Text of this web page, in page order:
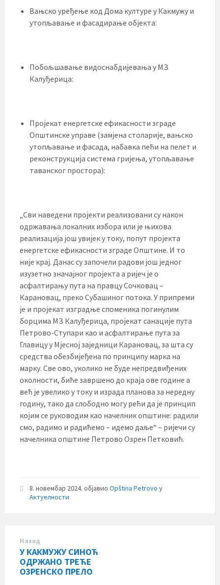
Вањско уређење код Дома културе у Какмужу и
утопљавање и фасадирање објекта:
Побољшавање видоснабдијевања у МЗ
Калуђерица:
Пројекат енергетске ефикасности зграде
Општинске управе (замјена столарије, вањско
утопљавање и фасада, набавка пећи на пелет и
реконструкција система гријења, утопљавање
таванског простора):
„Сви наведени пројекти реализовани су након
одржавања локалних избора или је њихова
реализација још увијек у току, попут пројекта
енергетске ефикасности зграде Општине. И то
није крај. Данас су започели радови још једног
изузетно значајног пројекта а ријеч је о
асфалтирању пута на правцу Сочковац –
Карановац, преко Субашиног потока. У припреми
је и пројекат изградње споменика погинулим
борцима МЗ Калуђерица, пројекат санације пута
Петрово-Ступари као и асфалтирање пута за
Главицу у Мјесној заједници Карановац, за шта су
средства обезбијеђена по принципу марка на
марку. Све ово, уколико не буде непредвиђених
околности, биће завршено до краја ове године а
већ је увелико у току и израда планова за нередну
годину, тако да слободно могу рећи да је принцип
којим се руководим као начелник општине: радили
смо, радимо и радићемо – идемо даље“ – ријечи су
начелника општине Петрово Озрен Петковић.
8. новембар 2024. објавио Opština Petrovo у
Актуелности
Назад
У КАКМУЖУ СИНОЋ
ОДРЖАНО ТРЕЋЕ
ОЗРЕНСКО ПРЕЛО